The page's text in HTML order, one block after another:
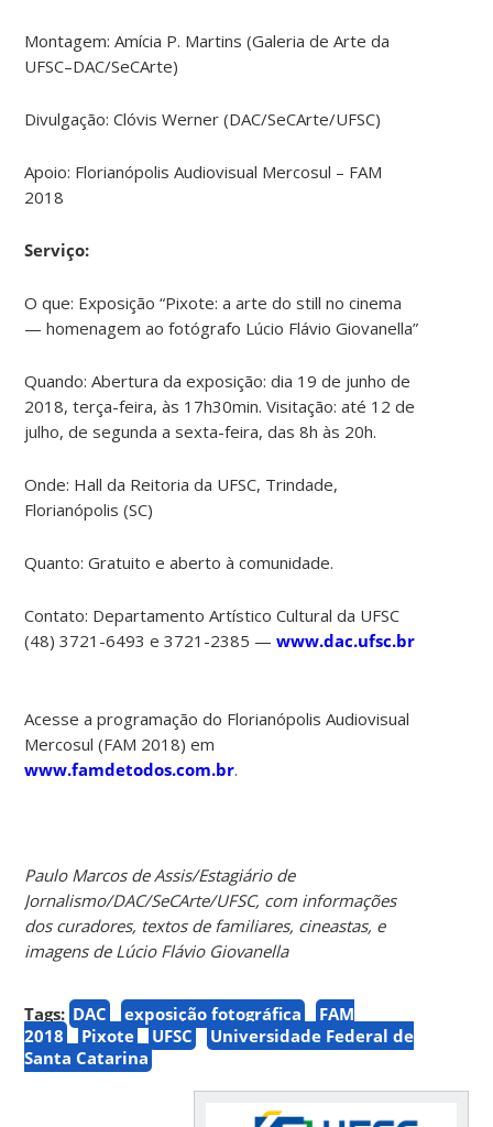
Montagem: Amícia P. Martins (Galeria de Arte da
UFSC–DAC/SeCArte)
Divulgação: Clóvis Werner (DAC/SeCArte/UFSC)
Apoio: Florianópolis Audiovisual Mercosul – FAM
2018
Serviço:
O que: Exposição “Pixote: a arte do still no cinema
— homenagem ao fotógrafo Lúcio Flávio Giovanella”
Quando: Abertura da exposição: dia 19 de junho de
2018, terça-feira, às 17h30min. Visitação: até 12 de
julho, de segunda a sexta-feira, das 8h às 20h.
Onde: Hall da Reitoria da UFSC, Trindade,
Florianópolis (SC)
Quanto: Gratuito e aberto à comunidade.
Contato: Departamento Artístico Cultural da UFSC
(48) 3721-6493 e 3721-2385 —www.dac.ufsc.br
Acesse a programação do Florianópolis Audiovisual
Mercosul (FAM 2018) em
www.famdetodos.com.br.
Paulo Marcos de Assis/Estagiário de
Jornalismo/DAC/SeCArte/UFSC, com informações
dos curadores, textos de familiares, cineastas, e
imagens de Lúcio Flávio Giovanella
Tags: DAC exposição fotográfica
FAM
2018
Pixote UFSC
Universidade Federal de
Santa Catarina